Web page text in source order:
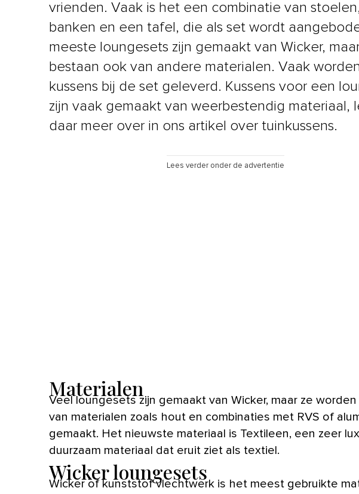
vrienden. Vaak is het een combinatie van
banken en een tafel, die als set wordt
meeste loungesets zijn gemaakt van Wicker,
bestaan ook van andere materialen. Vaak
kussens bij de set geleverd. Kussens voor een
zijn vaak gemaakt van weerbestendig materiaal,
daar meer over in ons artikel over tuinkussens.
Lees verder onder de advertentie
Materialen
Veel loungesets zijn gemaakt van Wicker, maar ze worden ook
van materialen zoals hout en combinaties met RVS of
gemaakt. Het nieuwste materiaal is Textileen, een zeer
duurzaam materiaal dat eruit ziet als textiel.
Wicker loungesets
Wicker of kunststof vlechtwerk is het meest gebruikte